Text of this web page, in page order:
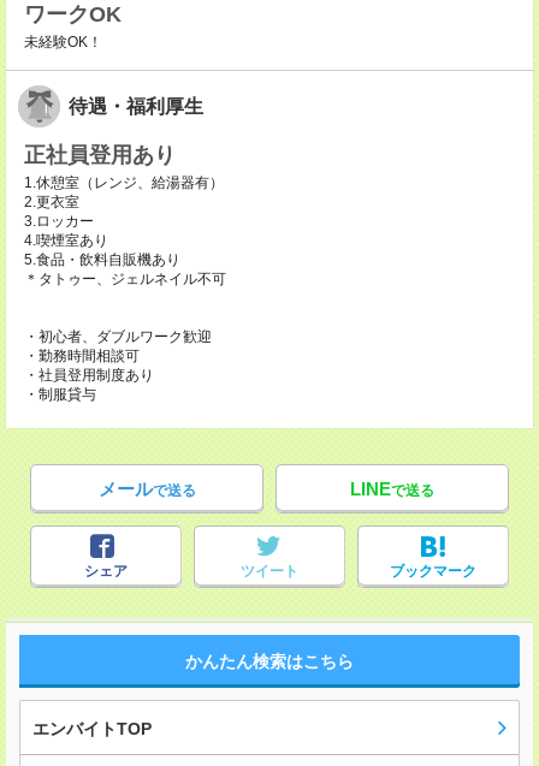
ワークOK
未経験OK！
待遇・福利厚生
正社員登用あり
1.休憩室（レンジ、給湯器有）
2.更衣室
3.ロッカー
4.喫煙室あり
5.食品・飲料自販機あり
＊タトゥー、ジェルネイル不可
・初心者、ダブルワーク歓迎
・勤務時間相談可
・社員登用制度あり
・制服貸与
メールで送る LINEで送る
シェア ツイート ブックマーク
かんたん検索はこちら
エンバイトTOP